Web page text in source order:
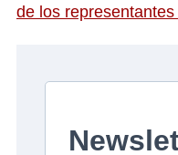
de los representantes